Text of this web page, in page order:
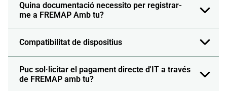
Quina documentació necessito per registrar-
me a FREMAP Amb tu?
Compatibilitat de dispositius
Puc sol·licitar el pagament directe d'IT a través
de FREMAP amb tu?